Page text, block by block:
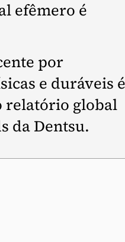
efêmero é
por
e duráveis é
relatório global
da Dentsu.